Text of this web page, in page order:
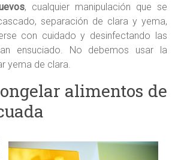
, cualquier manipulación que se
separación de clara y yema,
con cuidado y desinfectando las
ensuciado. No debemos usar la
yema de clara.
alimentos de